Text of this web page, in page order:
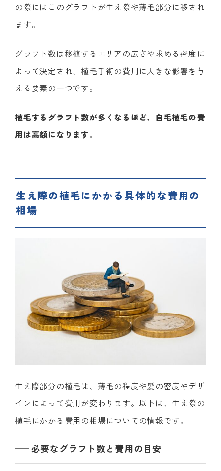
の際にはこのグラフトが生え際や薄毛部分に移され
ます。
グラフト数は移植するエリアの広さや求める密度に
よって決定され、植毛手術の費用に大きな影響を与
える要素の一つです。
植毛するグラフト数が多くなるほど、自毛植毛の費
用は高額になります。
生え際の植毛にかかる具体的な費用の
相場
生え際部分の植毛は、薄毛の程度や髪の密度やデザ
インによって費用が変わります。以下は、生え際の
植毛にかかる費用の相場についての情報です。
必要なグラフト数と費用の目安